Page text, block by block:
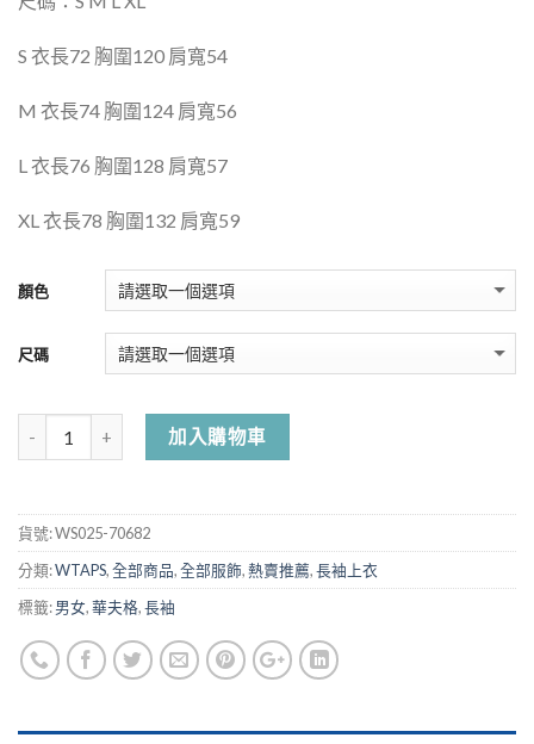
S 衣長72 胸圍120 肩寬54
M 衣長74 胸圍124 肩寬56
L 衣長76 胸圍128 肩寬57
XL 衣長78 胸圍132 肩寬59
顏色
尺碼
加入購物車
貨號:WS025-70682
分類:WTAPS,全部商品,全部服飾,熱賣推薦,長袖上衣
標籤:男女,華夫格,長袖